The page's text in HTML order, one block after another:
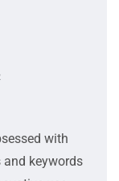
with
keywords